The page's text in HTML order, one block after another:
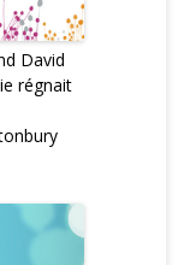
David
régnait